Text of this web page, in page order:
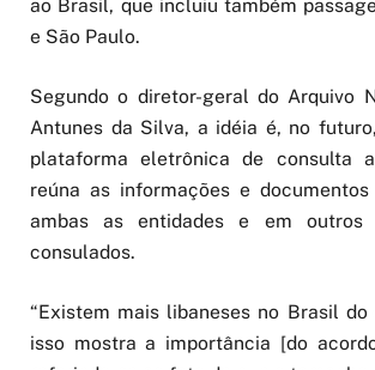
ao Brasil, que incluiu também
e São Paulo.
Segundo o diretor-geral do Arquivo
Antunes da Silva, a idéia é, no
plataforma eletrônica de consulta
reúna as informações e
ambas as entidades e em outros
consulados.
“Existem mais libaneses no Brasil do
isso mostra a importância [do